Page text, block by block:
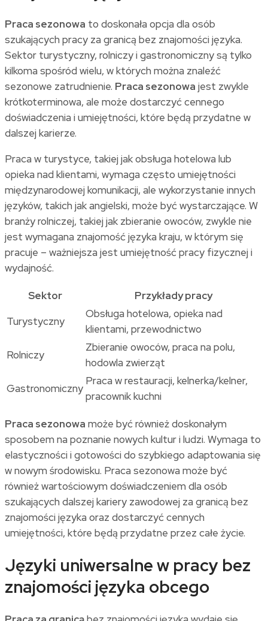
Praca sezonowa to doskonała opcja dla osób
szukających pracy za granicą bez znajomości języka.
Sektor turystyczny, rolniczy i gastronomiczny są tylko
kilkoma spośród wielu, w których można znaleźć
sezonowe zatrudnienie. Praca sezonowa jest zwykle
krótkoterminowa, ale może dostarczyć cennego
doświadczenia i umiejętności, które będą przydatne w
dalszej karierze.
Praca w turystyce, takiej jak obsługa hotelowa lub
opieka nad klientami, wymaga często umiejętności
międzynarodowej komunikacji, ale wykorzystanie innych
języków, takich jak angielski, może być wystarczające. W
branży rolniczej, takiej jak zbieranie owoców, zwykle nie
jest wymagana znajomość języka kraju, w którym się
pracuje – ważniejsza jest umiejętność pracy fizycznej i
wydajność.
Sektor
Przykłady pracy
Turystyczny
Obsługa hotelowa, opieka nad
klientami, przewodnictwo
Rolniczy
Zbieranie owoców, praca na polu,
hodowla zwierząt
Gastronomiczny
Praca w restauracji, kelnerka/kelner,
pracownik kuchni
Praca sezonowa może być również doskonałym
sposobem na poznanie nowych kultur i ludzi. Wymaga to
elastyczności i gotowości do szybkiego adaptowania się
w nowym środowisku. Praca sezonowa może być
również wartościowym doświadczeniem dla osób
szukających dalszej kariery zawodowej za granicą bez
znajomości języka oraz dostarczyć cennych
umiejętności, które będą przydatne przez całe życie.
Języki uniwersalne w pracy bez
znajomości języka obcego